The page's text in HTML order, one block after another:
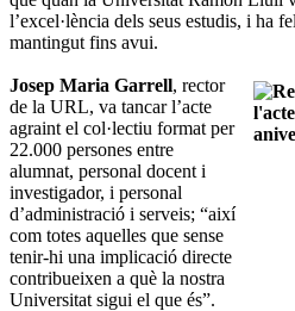
l’excel·lència dels seus estudis, i ha
mantingut fins avui.
Josep Maria Garrell, rector
de la URL, va tancar l’acte
agraint el col·lectiu format per
22.000 persones entre
alumnat, personal docent i
investigador, i personal
d’administració i serveis; “així
com totes aquelles que sense
tenir-hi una implicació directe
contribueixen a què la nostra
Universitat sigui el que és”.